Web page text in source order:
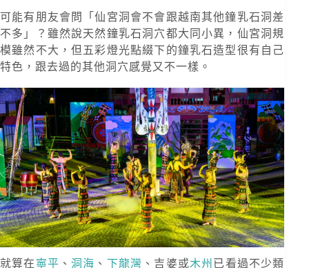
可能有朋友會問「仙宮洞會不會跟越南其他鐘乳石洞差
不多」？雖然說天然鐘乳石洞穴都大同小異，仙宮洞規
模雖然不大，但五彩燈光點綴下的鐘乳石造型很有自己
特色，跟去過的其他洞穴感覺又不一樣。
就算在 寧平 、洞海 、 下龍灣 、吉婆或木州 已看過不少類